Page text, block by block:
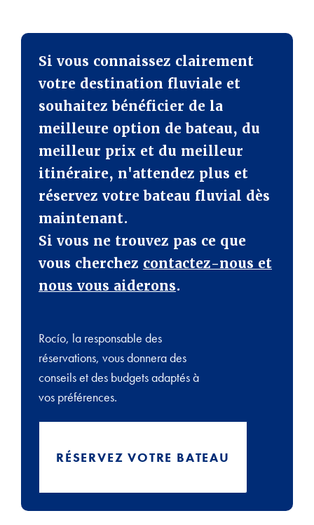
Si vous connaissez clairement
votre destination fluviale et
souhaitez bénéficier de la
meilleure option de bateau, du
meilleur prix et du meilleur
itinéraire, n'attendez plus et
réservez votre bateau fluvial dès
maintenant.
Si vous ne trouvez pas ce que
vous cherchez contactez-nous et
nous vous aiderons.
Rocío, la responsable des
réservations, vous donnera des
conseils et des budgets adaptés à
vos préférences.
RÉSERVEZ VOTRE BATEAU